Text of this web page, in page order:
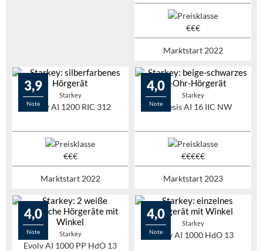
Marktstart 2022
3,9
Note
Starkey
Evolv AI 1200 RIC 312
Marktstart 2022
4,0
Note
Starkey
Genesis AI 16 IIC NW
Marktstart 2023
4,0
Note Starkey
Evolv AI 1000 PP HdO 13
4,0
Note
Starkey
Evolv AI 1000 HdO 13